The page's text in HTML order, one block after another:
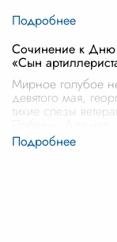
Сочинение к
«Сын
Мирное голубое
девятого мая,
тихие слезы